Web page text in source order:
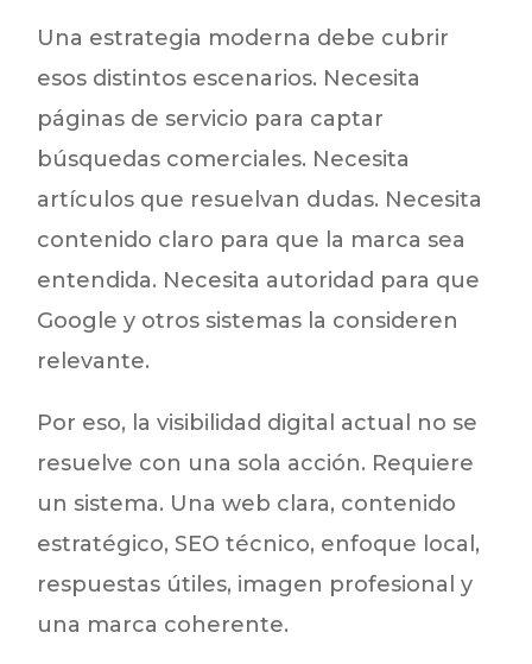
Una estrategia moderna debe cubrir
esos distintos escenarios. Necesita
páginas de servicio para captar
búsquedas comerciales. Necesita
artículos que resuelvan dudas. Necesita
contenido claro para que la marca sea
entendida. Necesita autoridad para que
Google y otros sistemas la consideren
relevante.
Por eso, la visibilidad digital actual no se
resuelve con una sola acción. Requiere
un sistema. Una web clara, contenido
estratégico, SEO técnico, enfoque local,
respuestas útiles, imagen profesional y
una marca coherente.